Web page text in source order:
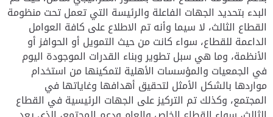
البدء بتحديد الجهات الفاعلة والرئيسة التي تعمل تحت منظومة
القطاع الثالث، لا سيما وأنه تم الاطلاع على كافة العوامل
الداعمة للقطاع، سواء كانت من حيث التمويل أو الحوافز أو
الأنظمة، وما هي سبل تطوير وبناء القدرات الموجودة اليوم
في الجمعيات والمؤسسات الأهلية لتمكينها من استخدام
مواردها بالشكل الأمثل لتحقيق أهدافها وغاياتها في
المجتمع، وكذلك تم التركيز على الجهات الرئيسية في القطاع